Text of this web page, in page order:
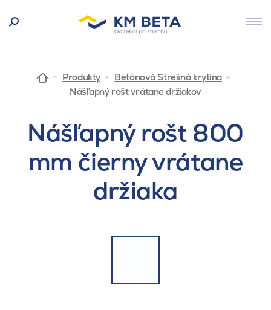
Produkty
Betónová Strešná krytina
Nášľapný rošt vrátane držiakov
Nášľapný rošt 800
mm čierny vrátane
držiaka